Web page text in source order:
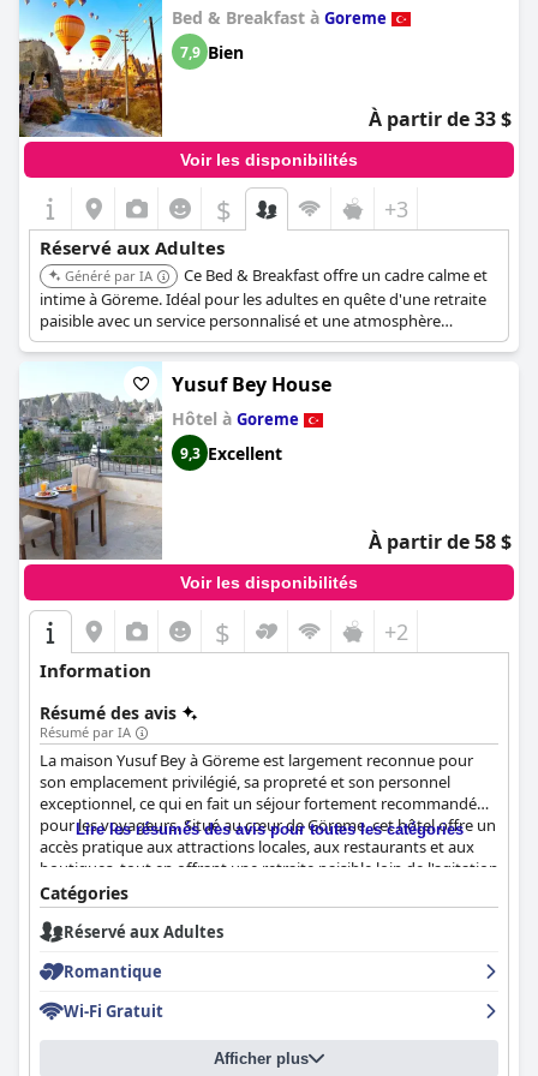
Bed & Breakfast à Goreme
7,9 Bien
À partir de 33 $
Voir les disponibilités
$ +3
Réservé aux Adultes
Généré par IA
Ce Bed & Breakfast offre un cadre calme et
intime à Göreme. Idéal pour les adultes en quête d'une retraite
paisible avec un service personnalisé et une atmosphère
chaleureuse.
Yusuf Bey House
Hôtel à Goreme
9,3 Excellent
À partir de 58 $
Voir les disponibilités
$ +2
Information
Résumé des avis
Résumé par IA
La maison Yusuf Bey à Göreme est largement reconnue pour
son emplacement privilégié, sa propreté et son personnel
exceptionnel, ce qui en fait un séjour fortement recommandé
pour les voyageurs. Situé au cœur de Göreme, cet hôtel offre un
accès pratique aux attractions locales, aux restaurants et aux
boutiques, tout en offrant une retraite paisible loin de l'agitation
de la ville. Les clients apprécient la facilité d'explorer les sites
voisins sans montées fatigantes et la commodité du parking à
proximité.
Le petit-déjeuner à la maison Yusuf Bey reçoit des éloges
constants, soulignant un buffet varié et abondant proposant
des options turques et continentales. Les omelettes et les
pâtisseries de Şeyda méritent une mention spéciale, servies sur
une terrasse romantique sur le toit avec une vue imprenable sur
Lire les résumés des avis pour toutes les catégories
Catégories
Réservé aux Adultes
Romantique
Wi-Fi Gratuit
Afficher plus